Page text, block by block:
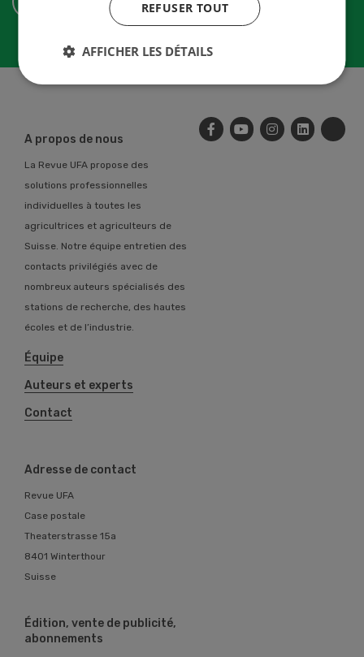
A propos de nous
La Revue UFA propose des
solutions professionnelles
individuelles à toutes les
agricultrices et agriculteurs de
Suisse. Notre équipe entretien des
contacts privilégiés avec de
nombreux auteurs spécialisés des
stations de recherche, des hautes
écoles et de l’industrie.
Équipe
Auteurs et experts
Contact
Adresse de contact
Revue UFA
Case postale
Theaterstrasse 15a
8401 Winterthour
Suisse
Édition, vente de publicité,
abonnements
REFUSER TOUT
AFFICHER LES DÉTAILS